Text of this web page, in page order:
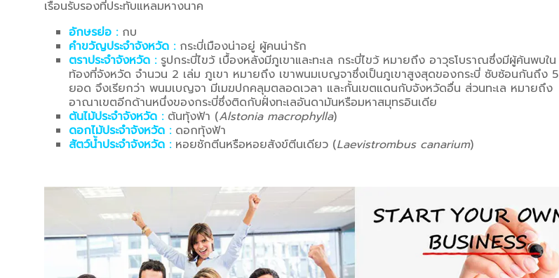
เรือนรับรองที่ประทับแหลมหางนาค
อักษรย่อ :กบ
คำขวัญประจำจังหวัด :กระบี่เมืองน่าอยู่ ผู้คนน่ารัก
ตราประจำจังหวัด : รูปกระบี่ไขว้ เบื้องหลังมีภูเขาและทะเล กระบี่ไขว้ หมายถึง อาวุธโบราณซึ่งมีผู้ค้นพบใน
ท้องที่จังหวัด จำนวน 2 เล่ม ภูเขา หมายถึง เขาพนมเบญจาซึ่งเป็นภูเขาสูงสุดของกระบี่ ซับซ้อนกันถึง 5
ยอด จึงเรียกว่า พนมเบญจา มีเมฆปกคลุมตลอดเวลา และกั้นเขตแดนกับจังหวัดอื่น ส่วนทะเล หมายถึง
อาณาเขตอีกด้านหนึ่งของกระบี่ซึ่งติดกับฝั่งทะเลอันดามันหรือมหาสมุทรอินเดีย
ต้นไม้ประจำจังหวัด :ต้นทุ้งฟ้า (Alstonia macrophylla)
ดอกไม้ประจำจังหวัด :ดอกทุ้งฟ้า
สัตว์น้ำประจำจังหวัด : หอยชักตีนหรือหอยสังข์ตีนเดียว (Laevistrombus canarium)